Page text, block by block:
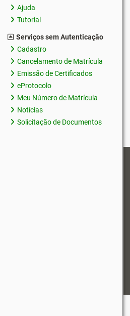
Ajuda
Tutorial
Serviços sem Autenticação
Cadastro
Cancelamento de Matrícula
Emissão de Certificados
eProtocolo
Meu Número de Matrícula
Notícias
Solicitação de Documentos